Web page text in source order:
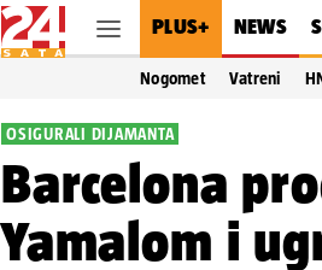
PLUS+ NEWS
Nogomet Vatreni
OSIGURALI DIJAMANTA
Barcelona
Yamalom i